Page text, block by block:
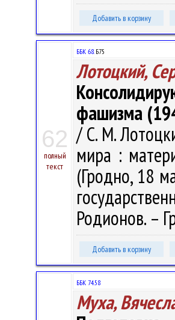
Добавить в корзину
62
полный
текст
ББК 68.Б75
Лотоцкий,
фашизма
/ С. М.
мира :
(Гродно, 18
Родионов. –
Добавить в корзину
ББК 74.58
Муха,